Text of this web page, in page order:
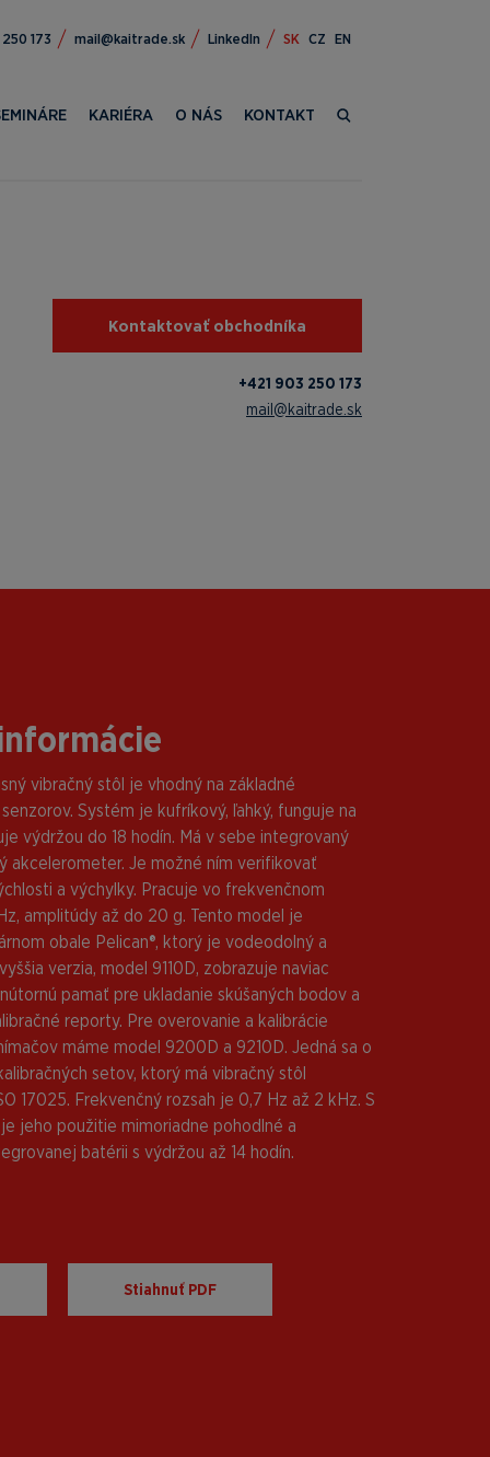
124+ ks.edartiak@liam LinkedIn SK CZ EN
KARIÉRA O NÁS KONTAKT
Kontaktovať obchodníka
+421 903 250 173
mail@kaitrade.sk
vibračný stôl je vhodný na základné
Systém je kufríkový, ľahký, funguje na
výdržou do 18 hodín. Má v sebe integrovaný
akcelerometer. Je možné ním verifikovať
a výchylky. Pracuje vo frekvenčnom
amplitúdy až do 20 g. Tento model je
obale Pelican®, ktorý je vodeodolný a
verzia, model 9110D, zobrazuje naviac
pamať pre ukladanie skúšaných bodov a
reporty. Pre overovanie a kalibrácie
máme model 9200D a 9210D. Jedná sa o
setov, ktorý má vibračný stôl
17025. Frekvenčný rozsah je 0,7 Hz až 2 kHz. S
jeho použitie mimoriadne pohodlné a
batérii s výdržou až 14 hodín.
Stiahnuť PDF